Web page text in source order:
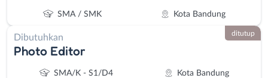
SMA / SMK Kota Bandung
Dibutuhkan
Photo Editor
SMA/K - S1/D4 Kota Bandung
ditutup